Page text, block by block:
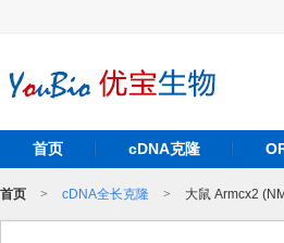
首页 cDNA克隆
首页 > cDNA全长克隆 > 大鼠 Armcx2